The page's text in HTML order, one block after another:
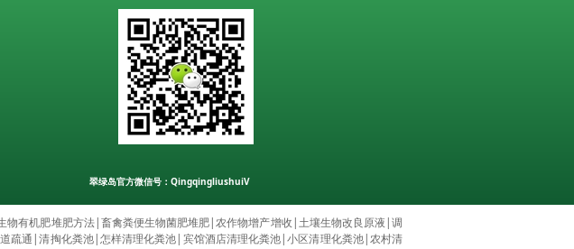
翠绿岛官方微信号：QingqingliushuiV
物有机肥堆肥方法|畜禽粪便生物菌肥堆肥|农作物增产增收 |土壤生物改良原液 |调
疏通 |清掏化粪池|怎样清理化粪池| 宾馆酒店清理化粪池|小区清理化粪池|农村清